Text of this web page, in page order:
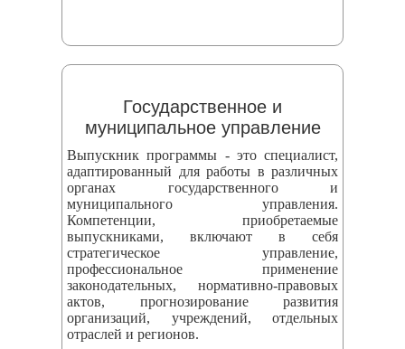
Государственное и
муниципальное управление
Выпускник программы - это специалист,
адаптированный для работы в различных
органах государственного и
муниципального управления.
Компетенции, приобретаемые
выпускниками, включают в себя
стратегическое управление,
профессиональное применение
законодательных, нормативно-правовых
актов, прогнозирование развития
организаций, учреждений, отдельных
отраслей и регионов.